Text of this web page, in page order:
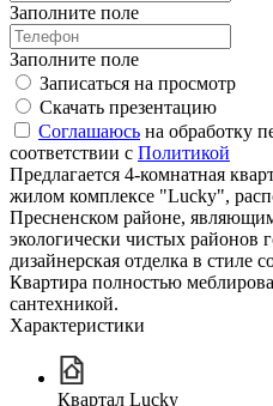
Заполните поле
Заполните поле
Записаться на просмотр
Скачать презентацию
Соглашаюсь на обработку
соответствии с Политикой
Предлагается 4-комнатная
жилом комплексе "Lucky",
Пресненском районе,
экологически чистых районов
дизайнерская отделка в стиле
Квартира полностью
сантехникой.
Характеристики
Квартал Lucky